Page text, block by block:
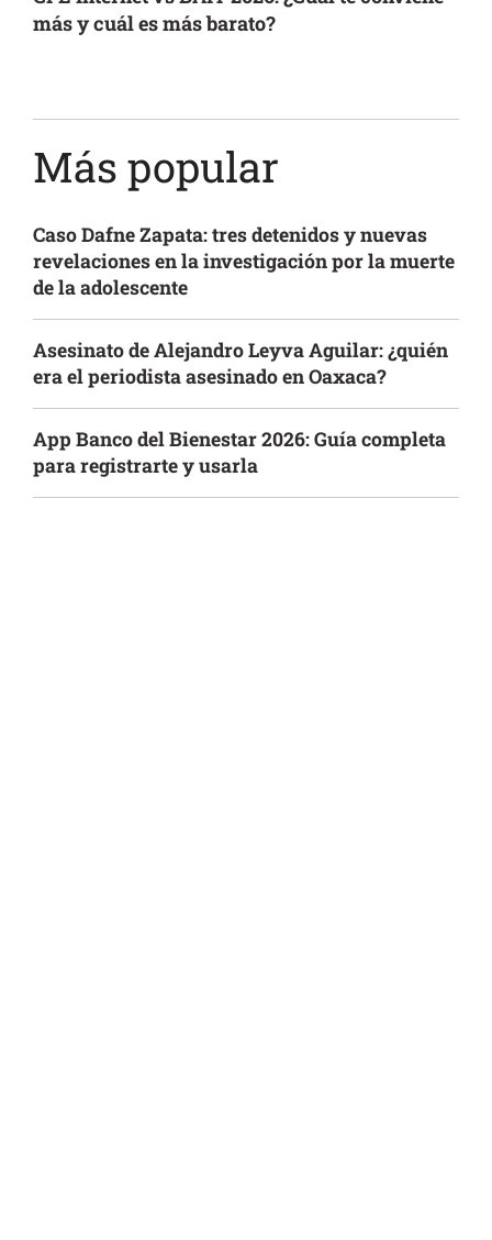
más y cuál es más barato?
Más popular
Caso Dafne Zapata: tres detenidos y nuevas
revelaciones en la investigación por la muerte
de la adolescente
Asesinato de Alejandro Leyva Aguilar: ¿quién
era el periodista asesinado en Oaxaca?
App Banco del Bienestar 2026: Guía completa
para registrarte y usarla